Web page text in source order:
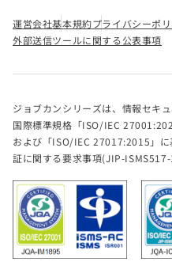
運営会社基本規約プライバシーポ
外部送信ツールに関する公表事項
ジョブカンシリーズは、情報セキ
国際標準規格「ISO/IEC
および「ISO/IEC 27017:2015」
証に関する要求事項(JIP-ISMS517-